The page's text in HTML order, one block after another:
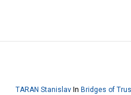
TARAN Stanislav In Bridges of